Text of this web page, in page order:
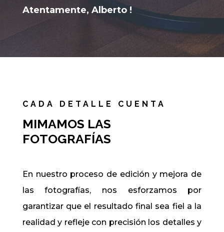
Atentamente, Alberto !
CADA DETALLE CUENTA
MIMAMOS LAS
FOTOGRAFÍAS
En nuestro proceso de edición y mejora de
las fotografías, nos esforzamos por
garantizar que el resultado final sea fiel a la
realidad y refleje con precisión los detalles y